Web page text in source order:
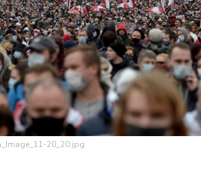
20_20.jpg